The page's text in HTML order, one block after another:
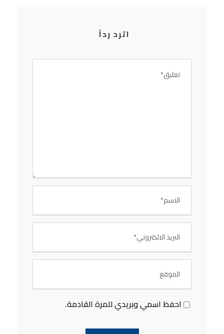
اترد رداً
احفظ اسمي وبريدي للمرة القادمة.